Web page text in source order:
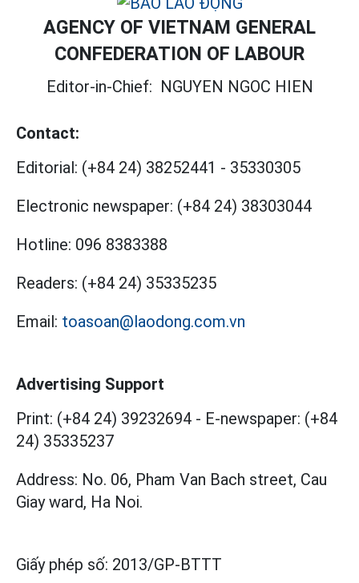
AGENCY OF VIETNAM GENERAL
CONFEDERATION OF LABOUR
Editor-in-Chief: NGUYEN NGOC HIEN
Contact:
Editorial: (+84 24) 38252441 - 35330305
Electronic newspaper: (+84 24) 38303044
Hotline: 096 8383388
Readers: (+84 24) 35335235
Email: toasoan@laodong.com.vn
Advertising Support
Print: (+84 24) 39232694 - E-newspaper: (+84
24) 35335237
Address: No. 06, Pham Van Bach street, Cau
Giay ward, Ha Noi.
Giấy phép số: 2013/GP-BTTT